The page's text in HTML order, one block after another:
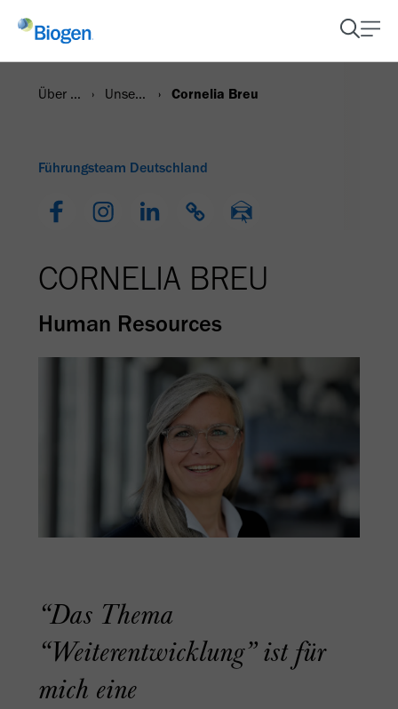
Über uns Unser Führungsteam Cornelia Breu
Führungsteam Deutschland
CORNELIA BREU
Human Resources
“Das Thema
“Weiterentwicklung” ist für
mich eine